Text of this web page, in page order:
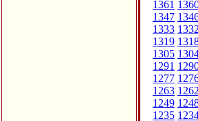
1361
1347
1333 1332
1319
1305
1291
1277
1263 1262
1249
1235